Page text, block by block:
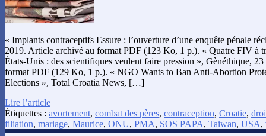
« Implants contraceptifs Essure : l’ouverture d’une enquête pénale
2019. Article archivé au format PDF (123 Ko, 1 p.). « Quatre FIV à
États-Unis : des scientifiques veulent faire pression », Gènéthique,
format PDF (129 Ko, 1 p.). « NGO Wants to Ban Anti-Abortion
Elections », Total Croatia News, […]
Lire l’article
Étiquettes : avortement, combat des pères, contraception, Croatie,
filiation, mariage, Maurice, ONU, PMA, SOS PAPA, Taiwan, USA,